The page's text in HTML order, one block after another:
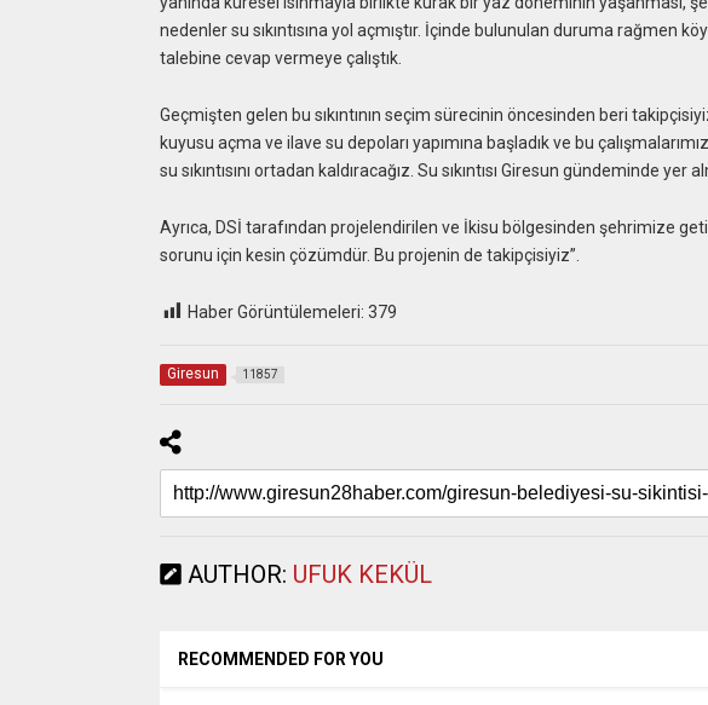
nedenler su sıkıntısına yol açmıştır. İçinde bulunulan duruma rağmen
talebine cevap vermeye çalıştık.
Geçmişten gelen bu sıkıntının seçim sürecinin öncesinden beri
kuyusu açma ve ilave su depoları yapımına başladık ve bu
su sıkıntısını ortadan kaldıracağız. Su sıkıntısı Giresun gündeminde yer
Ayrıca, DSİ tarafından projelendirilen ve İkisu bölgesinden şehrimize
sorunu için kesin çözümdür. Bu projenin de takipçisiyiz”.
Haber Görüntülemeleri: 379
Giresun 11857
AUTHOR: UFUK KEKÜL
RECOMMENDED FOR YOU